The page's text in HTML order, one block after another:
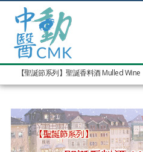
【聖誕節系列】聖誕香料酒 Mulled Wine